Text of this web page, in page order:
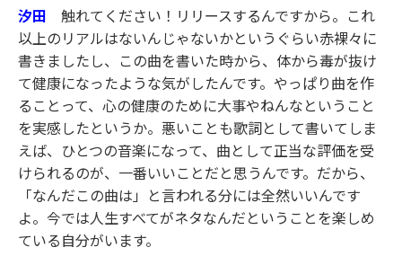
汐田 触れてください！リリースするんですから。これ
以上のリアルはないんじゃないかというぐらい赤裸々に
書きましたし、この曲を書いた時から、体から毒が抜け
て健康になったような気がしたんです。やっぱり曲を作
ることって、心の健康のために大事やねんなということ
を実感したというか。悪いことも歌詞として書いてしま
えば、ひとつの音楽になって、曲として正当な評価を受
けられるのが、一番いいことだと思うんです。だから、
「なんだこの曲は」と言われる分には全然いいんです
よ。今では人生すべてがネタなんだということを楽しめ
ている自分がいます。